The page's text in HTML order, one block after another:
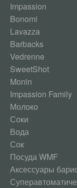
Impassion
Bonomi
Lavazza
Barbacks
Vedrenne
SweetShot
Monin
Impassion Family
Молоко
Соки
Вода
Сок
Посуда WMF
Аксессуары